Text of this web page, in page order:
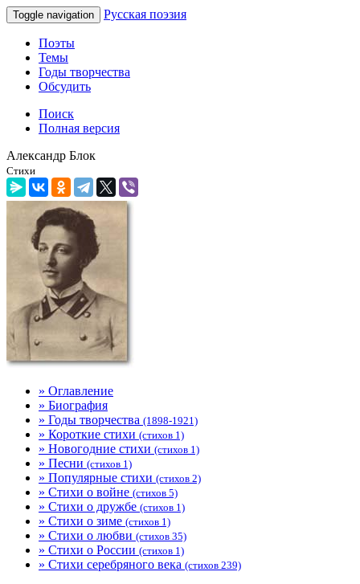
Toggle navigation Русская поэзия
Поэты
Темы
Годы творчества
Обсудить
Поиск
Полная версия
Александр Блок
Стихи
» Оглавление
» Биография
» Годы творчества (1898-1921)
» Короткие стихи (стихов 1)
» Новогодние стихи (стихов 1)
» Песни (стихов 1)
» Популярные стихи (стихов 2)
» Стихи о войне (стихов 5)
» Стихи о дружбе (стихов 1)
» Стихи о зиме (стихов 1)
» Стихи о любви (стихов 35)
» Стихи о России (стихов 1)
» Стихи серебряного века (стихов 239)